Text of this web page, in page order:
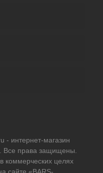
- интернет-магазин
Все права защищены.
коммерческих целях
сайте «BARS-